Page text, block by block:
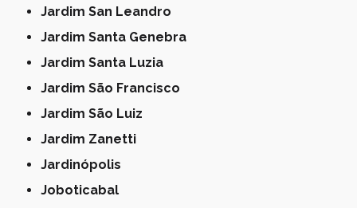
Jardim San Leandro
Jardim Santa Genebra
Jardim Santa Luzia
Jardim São Francisco
Jardim São Luiz
Jardim Zanetti
Jardinópolis
Joboticabal